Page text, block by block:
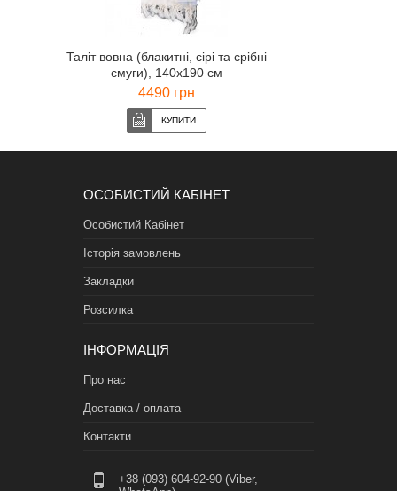
Таліт вовна (блакитні, сірі та срібні
смуги), 140х190 см
4490 грн
ОСОБИСТИЙ КАБІНЕТ
Особистий Кабінет
Історія замовлень
Закладки
Розсилка
ІНФОРМАЦІЯ
Про нас
Доставка / оплата
Контакти
+38 (093) 604-92-90 (Viber,